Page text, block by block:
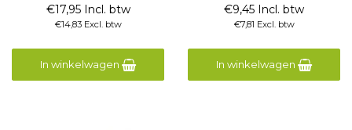
€17,95 Incl. btw
€14,83 Excl. btw
In winkelwagen
€9,45 Incl. btw
€7,81 Excl. btw
In winkelwagen